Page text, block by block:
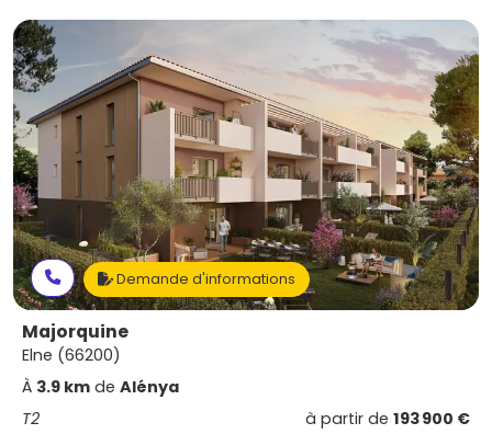
Demande d'informations
Majorquine
Elne (66200)
À 3.9 km de Alénya
T2
à partir de 193 900 €